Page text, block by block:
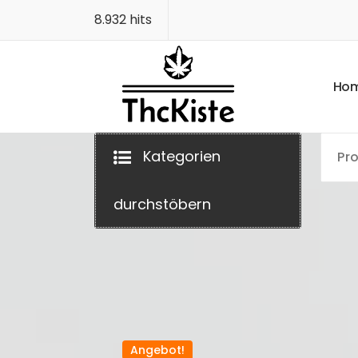
8.932 hits
Finest Quality
Ho
Kategorien
durchstöbern
Angebot!